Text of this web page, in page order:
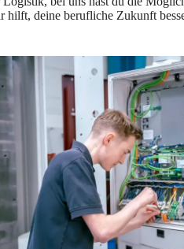
deine berufliche Zukunft